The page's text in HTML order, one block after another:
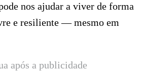
nos ajudar a viver de forma
e resiliente — mesmo em
após a publicidade